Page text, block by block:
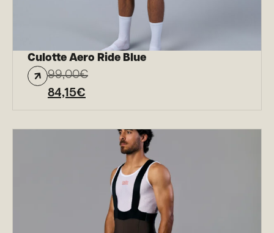
Culotte Aero Ride Blue
99,00€
84,15€